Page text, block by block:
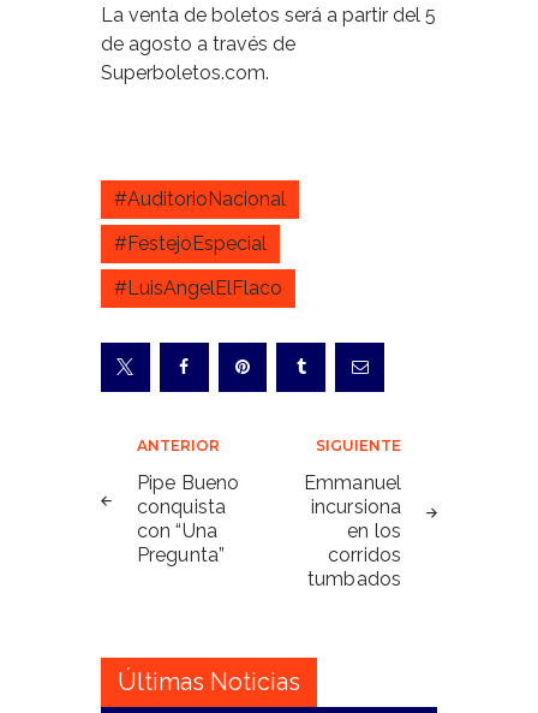
La venta de boletos será a partir del 5
de agosto a través de
Superboletos.com.
#AuditorioNacional
#FestejoEspecial
#LuisAngelElFlaco
Navegación
de
entradas
ANTERIOR
Pipe Bueno
conquista
con “Una
Pregunta”
SIGUIENTE
Emmanuel
incursiona
en los
corridos
tumbados
Últimas Noticias